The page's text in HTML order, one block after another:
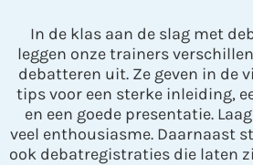
In de klas aan de slag met
leggen onze trainers
debatteren uit. Ze geven in de
tips voor een sterke inleiding,
en een goede presentatie.
veel enthousiasme. Daarnaast
ook debatregistraties die laten